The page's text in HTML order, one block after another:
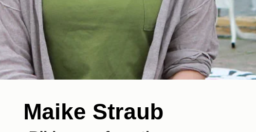
Maike Straub